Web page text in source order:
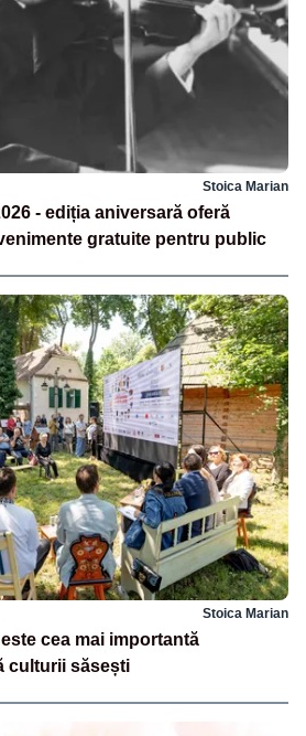
Stoica Marian
- ediția aniversară oferă
gratuite pentru public
Stoica Marian
cea mai importantă
culturii săsești